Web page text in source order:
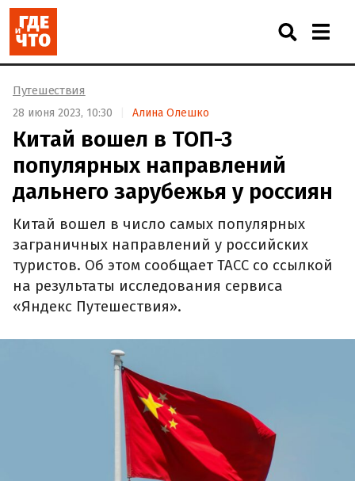
Путешествия
28 июня 2023, 10:30 Алина Олешко
Китай вошел в ТОП-3
популярных направлений
дальнего зарубежья у россиян
Китай вошел в число самых популярных
заграничных направлений у российских
туристов. Об этом сообщает ТАСС со ссылкой
на результаты исследования сервиса
«Яндекс Путешествия».